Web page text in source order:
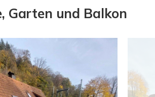
Garten und Balkon